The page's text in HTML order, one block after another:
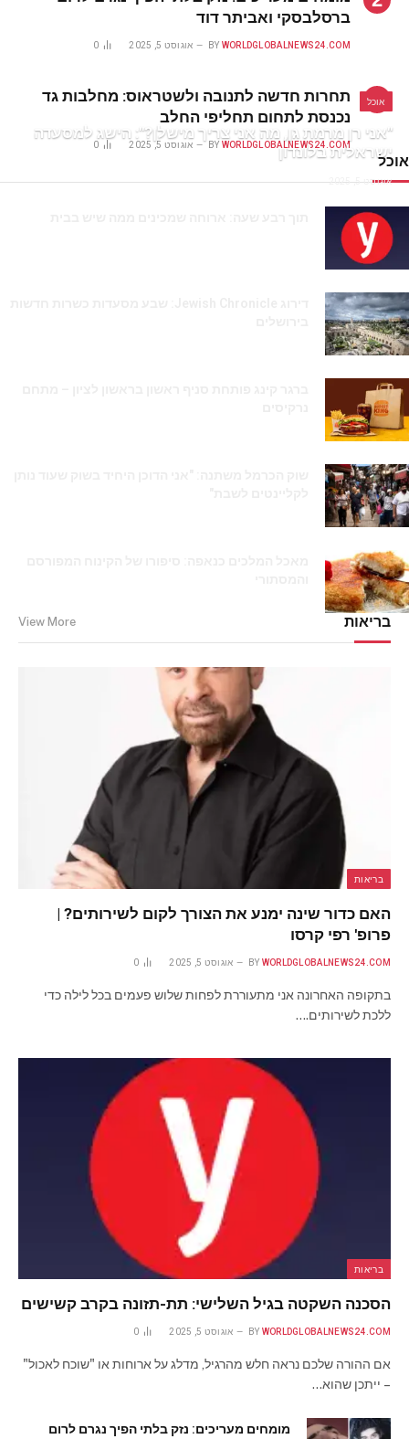
ברסלבסקי ואביתר דוד
BY WORLDGLOBALNEWS24.COM אוגוסט 5, 2025 0
תחרות חדשה לתנובה ולשטראוס: מחלבות גד
נכנסת לתחום תחליפי החלב
BY WORLDGLOBALNEWS24.COM אוגוסט 5, 2025 0
אוכל
אוכל
"אני רן מרמת גן, מה אני צריך מישלן?": הישג למסעדה
ישראלית בלונדון
אוגוסט 5, 2025
בריאות View More
בריאות
האם כדור שינה ימנע את הצורך לקום לשירותים? |
פרופ' רפי קרסו
BY WORLDGLOBALNEWS24.COM אוגוסט 5, 2025 0
בתקופה האחרונה אני מתעוררת לפחות שלוש פעמים בכל לילה כדי
ללכת לשירותים.…
בריאות
הסכנה השקטה בגיל השלישי: תת-תזונה בקרב קשישים
BY WORLDGLOBALNEWS24.COM אוגוסט 5, 2025 0
אם ההורה שלכם נראה חלש מהרגיל, מדלג על ארוחות או "שוכח לאכול"
– ייתכן שהוא…
מומחים מעריכים: נזק בלתי הפיך נגרם לרום